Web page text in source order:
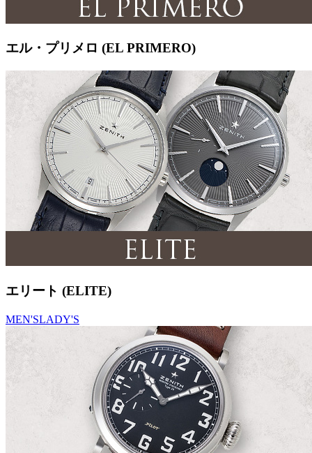
エル・プリメロ (EL PRIMERO)
エリート (ELITE)
MEN'SLADY'S